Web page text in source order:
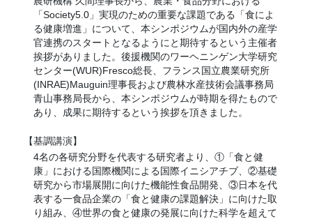
「Society5.0」実現のための重要な課題である「食によ
る健康増進」について、本シンポジウムが国内外の産学
官連携のスタートとなるようにと期待するという主催者
挨拶がありました。後援機関のワーヘニンゲン大学研究
センター(WUR)Fresco総長、フランス国立農業研究所
(INRAE)Mauguin理事長および農林水産技術会議事務局
青山事務局長から、本シンポジウムが時期を得たもので
あり、成果に期待するという挨拶を頂きました。
【基調講演】
4名の各研究分野を代表する研究者より、①「食と健
康」における国際機関による国際イニシアチブ、②基礎
研究から市場展開に向けた機能性食品開発、③日本を代
表する一食品企業の「食と健康の課題解決」に向けた取
り組み、④世界の食と健康の発展に向けた科学を超えて